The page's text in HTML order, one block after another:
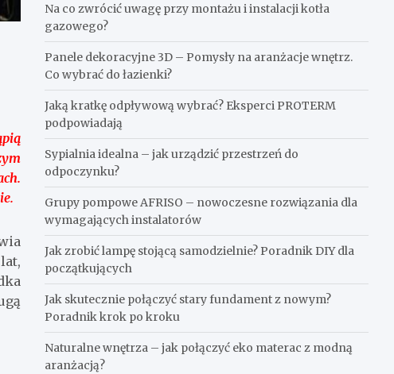
Na co zwrócić uwagę przy montażu i instalacji kotła
gazowego?
Panele dekoracyjne 3D – Pomysły na aranżacje wnętrz.
Co wybrać do łazienki?
Jaką kratkę odpływową wybrać? Eksperci PROTERM
podpowiadają
Sypialnia idealna – jak urządzić przestrzeń do
odpoczynku?
Grupy pompowe AFRISO – nowoczesne rozwiązania dla
wymagających instalatorów
Jak zrobić lampę stojącą samodzielnie? Poradnik DIY dla
początkujących
Jak skutecznie połączyć stary fundament z nowym?
Poradnik krok po kroku
Naturalne wnętrza – jak połączyć eko materac z modną
aranżacją?